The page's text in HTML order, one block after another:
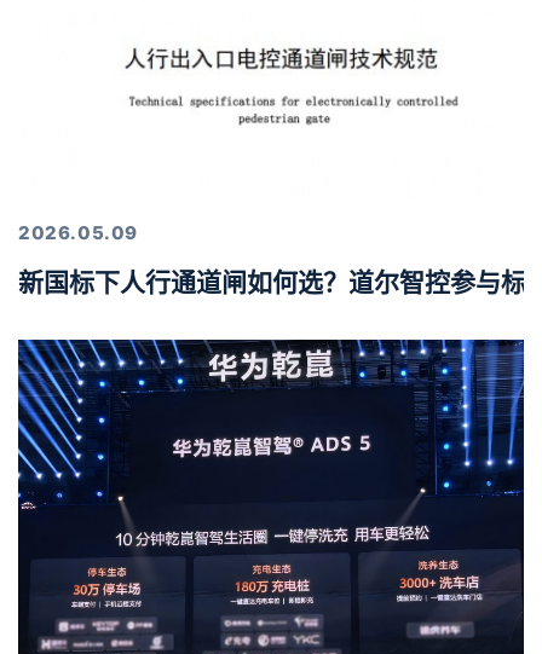
2026.05.09
新国标下人行通道闸如何选？道尔智控参与标